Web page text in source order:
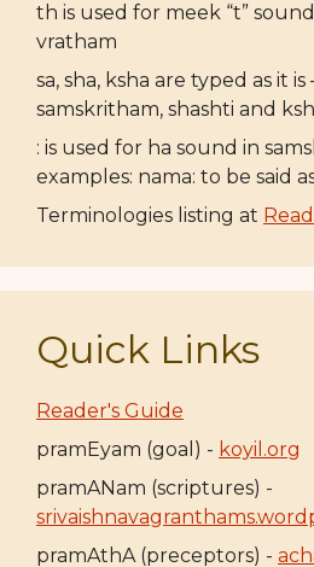
th is used for meek “t”
vratham
sa, sha, ksha are typed as it is
samskritham, shashti and
: is used for ha sound in
examples: nama: to be said
Terminologies listing at
Quick Links
Reader's Guide
pramEyam (goal) - koyil.org
pramANam (scriptures) -
pramAthA (preceptors) -